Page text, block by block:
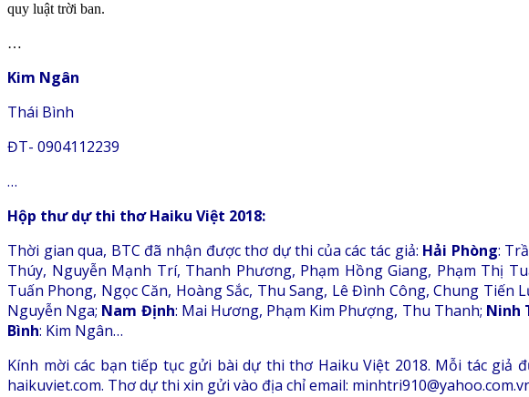
quy luật trời ban.
…
Kim Ngân
Thái Bình
ĐT- 0904112239
…
Hộp thư dự thi thơ Haiku Việt 2018:
Thời gian qua, BTC đã nhận được thơ dự thi của các tác giả: Hải Phòng:
Thúy, Nguyễn Mạnh Trí, Thanh Phương, Phạm Hồng Giang, Phạm Thị
Tuấn Phong, Ngọc Căn, Hoàng Sắc, Thu Sang, Lê Đình Công, Chung Tiến
Nguyễn Nga; Nam Định: Mai Hương, Phạm Kim Phượng, Thu Thanh; Ninh
Bình: Kim Ngân…
Kính mời các bạn tiếp tục gửi bài dự thi thơ Haiku Việt 2018. Mỗi tác
haikuviet.com. Thơ dự thi xin gửi vào địa chỉ email: